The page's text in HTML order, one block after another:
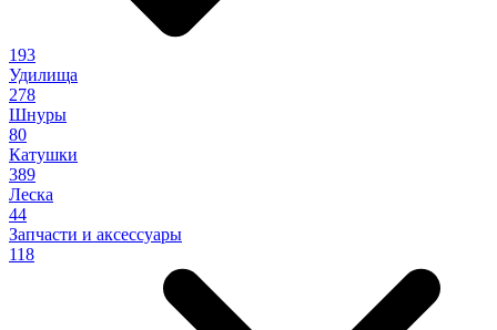
193
Удилища
278
Шнуры
80
Катушки
389
Леска
44
Запчасти и аксессуары
118